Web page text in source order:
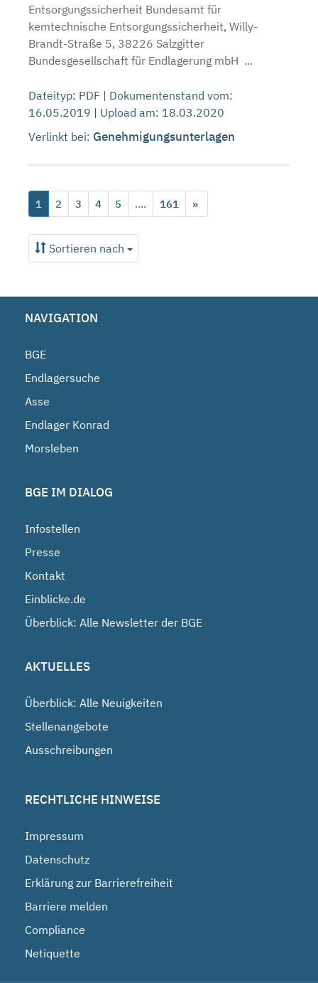
Entsorgungssicherheit Bundesamt für
kemtechnische Entsorgungssicherheit, Willy-
Brandt-Straße 5, 38226 Salzgitter
Bundesgesellschaft für Endlagerung mbH ...
Dateityp: PDF | Dokumentenstand vom:
16.05.2019 | Upload am: 18.03.2020
Verlinkt bei: Genehmigungsunterlagen
1 2 3 4 5 .... 161 »
Sortieren nach
NAVIGATION
BGE
Endlagersuche
Asse
Endlager Konrad
Morsleben
BGE IM DIALOG
Infostellen
Presse
Kontakt
Einblicke.de
Überblick: Alle Newsletter der BGE
AKTUELLES
Überblick: Alle Neuigkeiten
Stellenangebote
Ausschreibungen
RECHTLICHE HINWEISE
Impressum
Datenschutz
Erklärung zur Barrierefreiheit
Barriere melden
Compliance
Netiquette